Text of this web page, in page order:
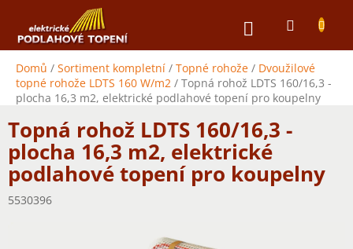
obsah
NÁKUPNÍ
Domů / Sortiment kompletní / Topné rohože / Dvoužilové
topné rohože LDTS 160 W/m2 / Topná rohož LDTS 160/16,3 -
plocha 16,3 m2, elektrické podlahové topení pro koupelny
Topná rohož LDTS 160/16,3 -
plocha 16,3 m2, elektrické
podlahové topení pro koupelny
5530396